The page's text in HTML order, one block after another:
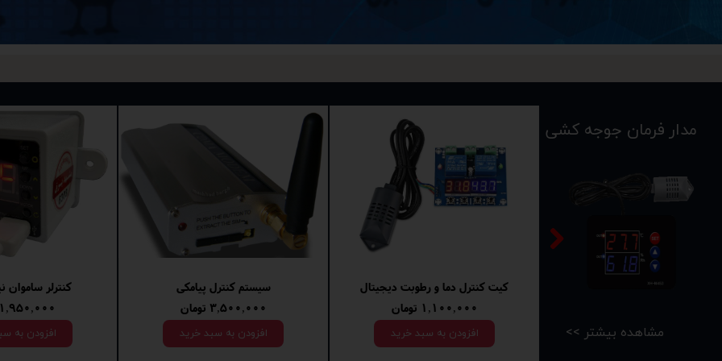
کیت کنترل دما
۶۸۵,۰۰۰ تومان
افزودن به
کیت کنترل دما با قاب 1
۵۸۵,۰۰۰ تومان
افزودن به سبد خرید
کیت کنترل دما
۴۱۵,۰۰۰ تومان
افزودن به سبد خرید
دماسنج و رطوبت سنج محیطی
<< مشاهده بیشتر
مدار فرمان جوجه کشی